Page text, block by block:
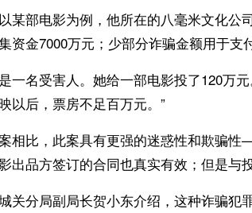
某部电影为例，他所在的八毫米文化公
资金7000万元；少部分诈骗金额用于支
一名受害人。她给一部电影投了120万
以后，票房不足百万元。”
相比，此案具有更强的迷惑性和欺骗
出品方签订的合同也真实有效；但是与
关分局副局长贺小东介绍，这种诈骗